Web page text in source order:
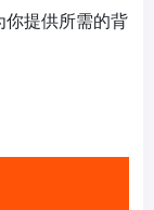
你提供所需的背